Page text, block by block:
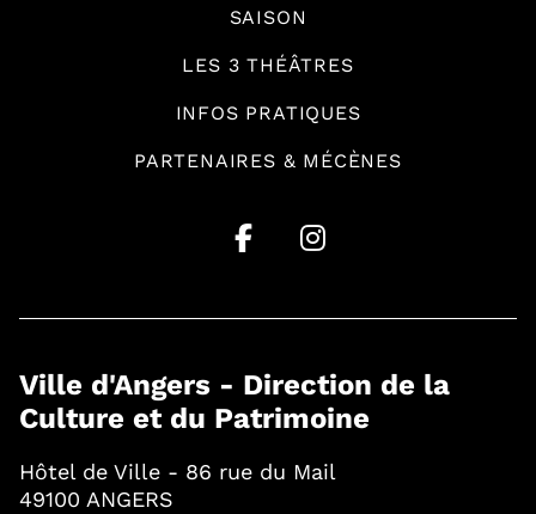
SAISON
LES 3 THÉÂTRES
INFOS PRATIQUES
PARTENAIRES & MÉCÈNES
Ville d'Angers - Direction de la
Culture et du Patrimoine
Hôtel de Ville - 86 rue du Mail
49100 ANGERS